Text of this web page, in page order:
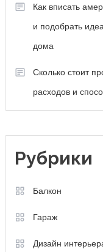
Как вписать
и подобрать
дома
Сколько стоит
расходов и
Рубрики
Балкон
Гараж
Дизайн